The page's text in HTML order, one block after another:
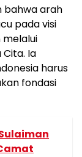
bahwa arah
pada visi
melalui
Ia
harus
fondasi